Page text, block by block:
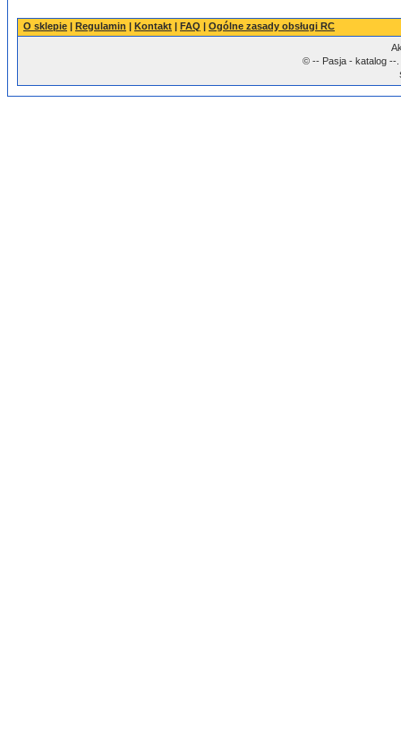
O sklepie | Regulamin | Kontakt | FAQ | Ogólne zasady obsługi RC
© -- Pasja - katalog --